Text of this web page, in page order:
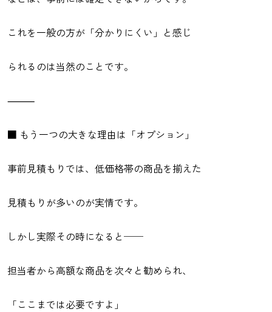
これを一般の方が「分かりにくい」と感じ
られるのは当然のことです。
⸻
■ もう一つの大きな理由は「オプション」
事前見積もりでは、低価格帯の商品を揃えた
見積もりが多いのが実情です。
しかし実際その時になると──
担当者から高額な商品を次々と勧められ、
「ここまでは必要ですよ」